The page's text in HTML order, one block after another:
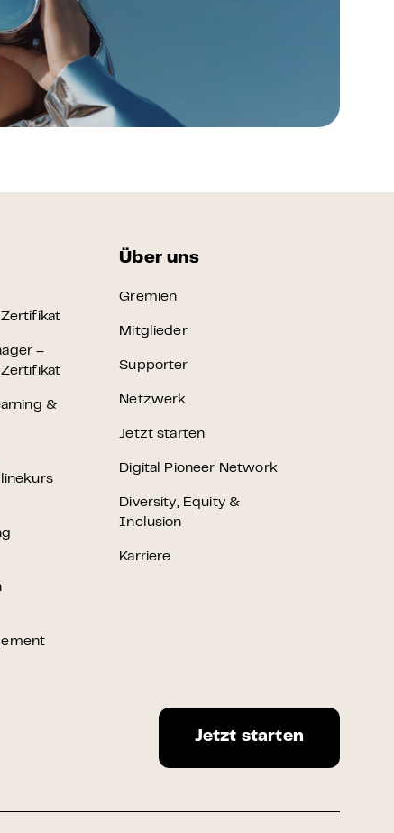
–
&
Über uns
Gremien
Mitglieder
Supporter
Netzwerk
Jetzt starten
Digital Pioneer Network
Diversity, Equity &
Inclusion
Karriere
Jetzt starten